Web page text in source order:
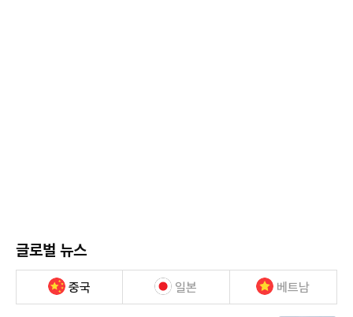
글로벌 뉴스
중국 일본 베트남